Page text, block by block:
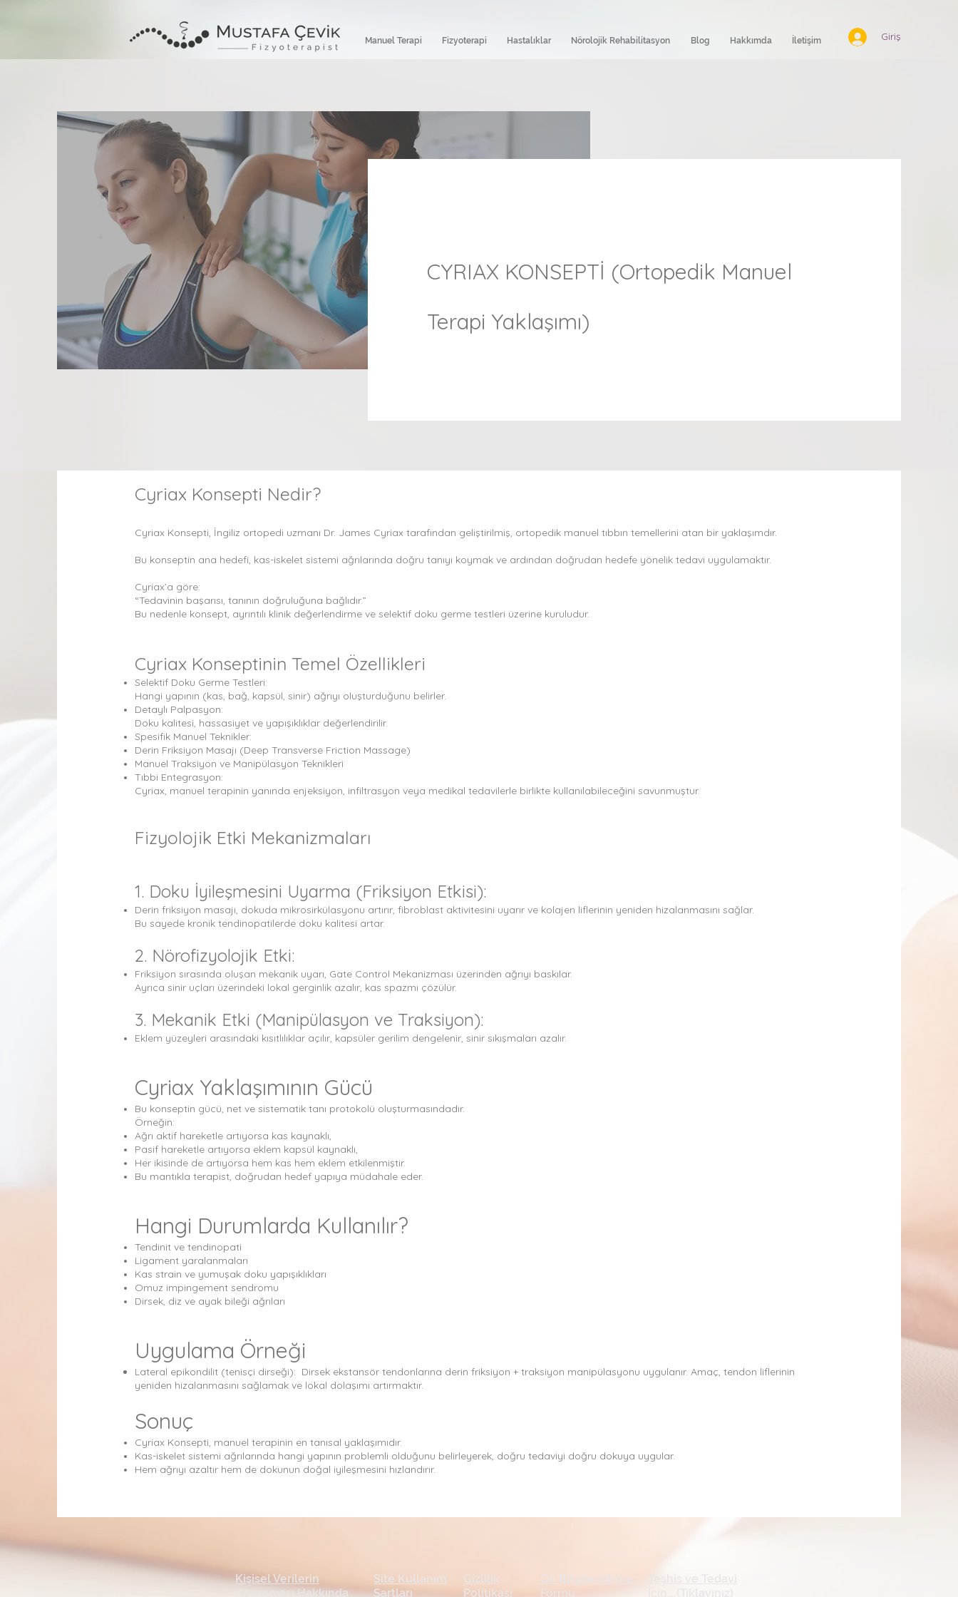
Manuel Terapi Fizyoterapi Hastalıklar Nörolojik Rehabilitasyon Blog Hakkımda İletişim Giriş
CYRIAX KONSEPTİ (Ortopedik Manuel
Terapi Yaklaşımı)
Cyriax Konsepti Nedir?
Cyriax Konsepti, İngiliz ortopedi uzmanı Dr. James Cyriax tarafından geliştirilmiş, ortopedik manuel tıbbın temellerini atan bir yaklaşımdır.
Bu konseptin ana hedefi, kas-iskelet sistemi ağrılarında doğru tanıyı koymak ve ardından doğrudan hedefe yönelik tedavi uygulamaktır.
Cyriax’a göre:
“Tedavinin başarısı, tanının doğruluğuna bağlıdır.”
Bu nedenle konsept, ayrıntılı klinik değerlendirme ve selektif doku germe testleri üzerine kuruludur.
Cyriax Konseptinin Temel Özellikleri
Selektif Doku Germe Testleri:
Hangi yapının (kas, bağ, kapsül, sinir) ağrıyı oluşturduğunu belirler.
Detaylı Palpasyon:
Doku kalitesi, hassasiyet ve yapışıklıklar değerlendirilir.
Spesifik Manuel Teknikler:
Derin Friksiyon Masajı (Deep Transverse Friction Massage)
Manuel Traksiyon ve Manipülasyon Teknikleri
Tıbbi Entegrasyon:
Cyriax, manuel terapinin yanında enjeksiyon, infiltrasyon veya medikal tedavilerle birlikte kullanılabileceğini savunmuştur.
Fizyolojik Etki Mekanizmaları
1. Doku İyileşmesini Uyarma (Friksiyon Etkisi):
Derin friksiyon masajı, dokuda mikrosirkülasyonu artırır, fibroblast aktivitesini uyarır ve kolajen liflerinin yeniden hizalanmasını sağlar.
Bu sayede kronik tendinopatilerde doku kalitesi artar.
2. Nörofizyolojik Etki:
Friksiyon sırasında oluşan mekanik uyarı, Gate Control Mekanizması üzerinden ağrıyı baskılar.
Ayrıca sinir uçları üzerindeki lokal gerginlik azalır, kas spazmı çözülür.
3. Mekanik Etki (Manipülasyon ve Traksiyon):
Eklem yüzeyleri arasındaki kısıtlılıklar açılır, kapsüler gerilim dengelenir, sinir sıkışmaları azalır.
Cyriax Yaklaşımının Gücü
Bu konseptin gücü, net ve sistematik tanı protokolü oluşturmasındadır.
Örneğin:
Ağrı aktif hareketle artıyorsa kas kaynaklı,
Pasif hareketle artıyorsa eklem kapsül kaynaklı,
Her ikisinde de artıyorsa hem kas hem eklem etkilenmiştir.
Bu mantıkla terapist, doğrudan hedef yapıya müdahale eder.
Hangi Durumlarda Kullanılır?
Tendinit ve tendinopati
Ligament yaralanmaları
Kas strain ve yumuşak doku yapışıklıkları
Omuz impingement sendromu
Dirsek, diz ve ayak bileği ağrıları
Uygulama Örneği
Lateral epikondilit (tenisçi dirseği): Dirsek ekstansör tendonlarına derin friksiyon + traksiyon manipülasyonu uygulanır. Amaç, tendon liflerinin
yeniden hizalanmasını sağlamak ve lokal dolaşımı artırmaktır.
Sonuç
Cyriax Konsepti, manuel terapinin en tanısal yaklaşımıdır.
Kas-iskelet sistemi ağrılarında hangi yapının problemli olduğunu belirleyerek, doğru tedaviyi doğru dokuya uygular.
Hem ağrıyı azaltır hem de dokunun doğal iyileşmesini hızlandırır.
Kişisel Verilerin
Korunması Hakkında
Site Kullanım
Şartları
Gizlilik
Politikası
Ön Bilgilendirme
Formu